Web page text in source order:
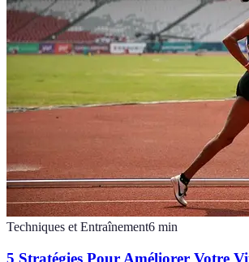
Techniques et Entraînement6 min
5 Stratégies Pour Améliorer Votre